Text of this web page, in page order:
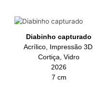
Diabinho capturado
Acrílico, Impressão 3D,
Cortiça, Vidro
2026
7 cm